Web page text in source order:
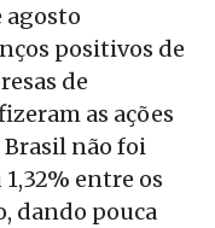
agosto
positivos de
de
as ações
Brasil não foi
1,32% entre os
dando pouca